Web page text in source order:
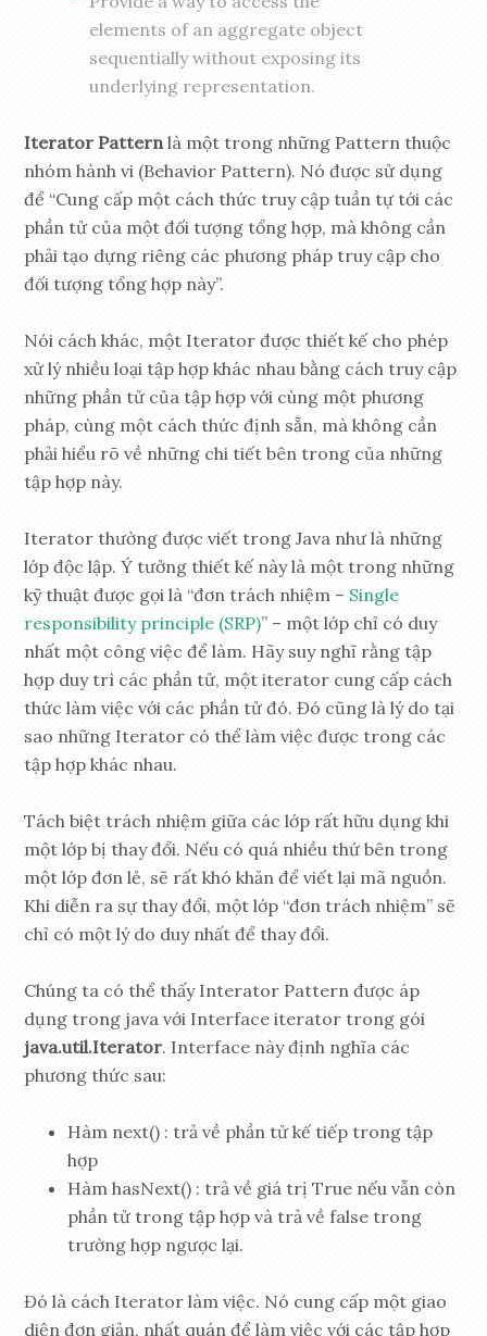
elements of an aggregate object
sequentially without exposing its
underlying representation.
Iterator Pattern là một trong những Pattern thuộc
nhóm hành vi (Behavior Pattern). Nó được sử dụng
để “Cung cấp một cách thức truy cập tuần tự tới các
phần tử của một đối tượng tổng hợp, mà không cần
phải tạo dựng riêng các phương pháp truy cập cho
đối tượng tổng hợp này”.
Nói cách khác, một Iterator được thiết kế cho phép
xử lý nhiều loại tập hợp khác nhau bằng cách truy cập
những phần tử của tập hợp với cùng một phương
pháp, cùng một cách thức định sẵn, mà không cần
phải hiểu rõ về những chi tiết bên trong của những
tập hợp này.
Iterator thường được viết trong Java như là những
lớp độc lập. Ý tưởng thiết kế này là một trong những
kỹ thuật được gọi là “đơn trách nhiệm – Single
responsibility principle (SRP)” – một lớp chỉ có duy
nhất một công việc để làm. Hãy suy nghĩ rằng tập
hợp duy trì các phần tử, một iterator cung cấp cách
thức làm việc với các phần tử đó. Đó cũng là lý do tại
sao những Iterator có thể làm việc được trong các
tập hợp khác nhau.
Tách biệt trách nhiệm giữa các lớp rất hữu dụng khi
một lớp bị thay đổi. Nếu có quá nhiều thứ bên trong
một lớp đơn lẻ, sẽ rất khó khăn để viết lại mã nguồn.
Khi diễn ra sự thay đổi, một lớp “đơn trách nhiệm” sẽ
chỉ có một lý do duy nhất để thay đổi.
Chúng ta có thể thấy Interator Pattern được áp
dụng trong java với Interface iterator trong gói
java.util.Iterator. Interface này định nghĩa các
phương thức sau:
Hàm next() : trả về phần tử kế tiếp trong tập
hợp
Hàm hasNext() : trả về giá trị True nếu vẫn còn
phần tử trong tập hợp và trả về false trong
trường hợp ngược lại.
Đó là cách Iterator làm việc. Nó cung cấp một giao
diện đơn giản, nhất quán để làm việc với các tập hợp